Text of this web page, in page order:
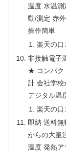
温度 水温
動/測定 赤
操作簡単
楽天の口
非接触電子
★ コンパク
計 会社学
デジタル温
楽天の口
即納 送料
からの大量
温度 発熱